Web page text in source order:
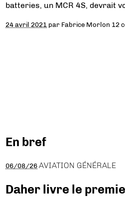
batteries, un MCR 4S, devrait
24 avril 2021 par Fabrice Morlon 12
En bref
06/08/26 AVIATION GÉNÉRALE
Daher livre le